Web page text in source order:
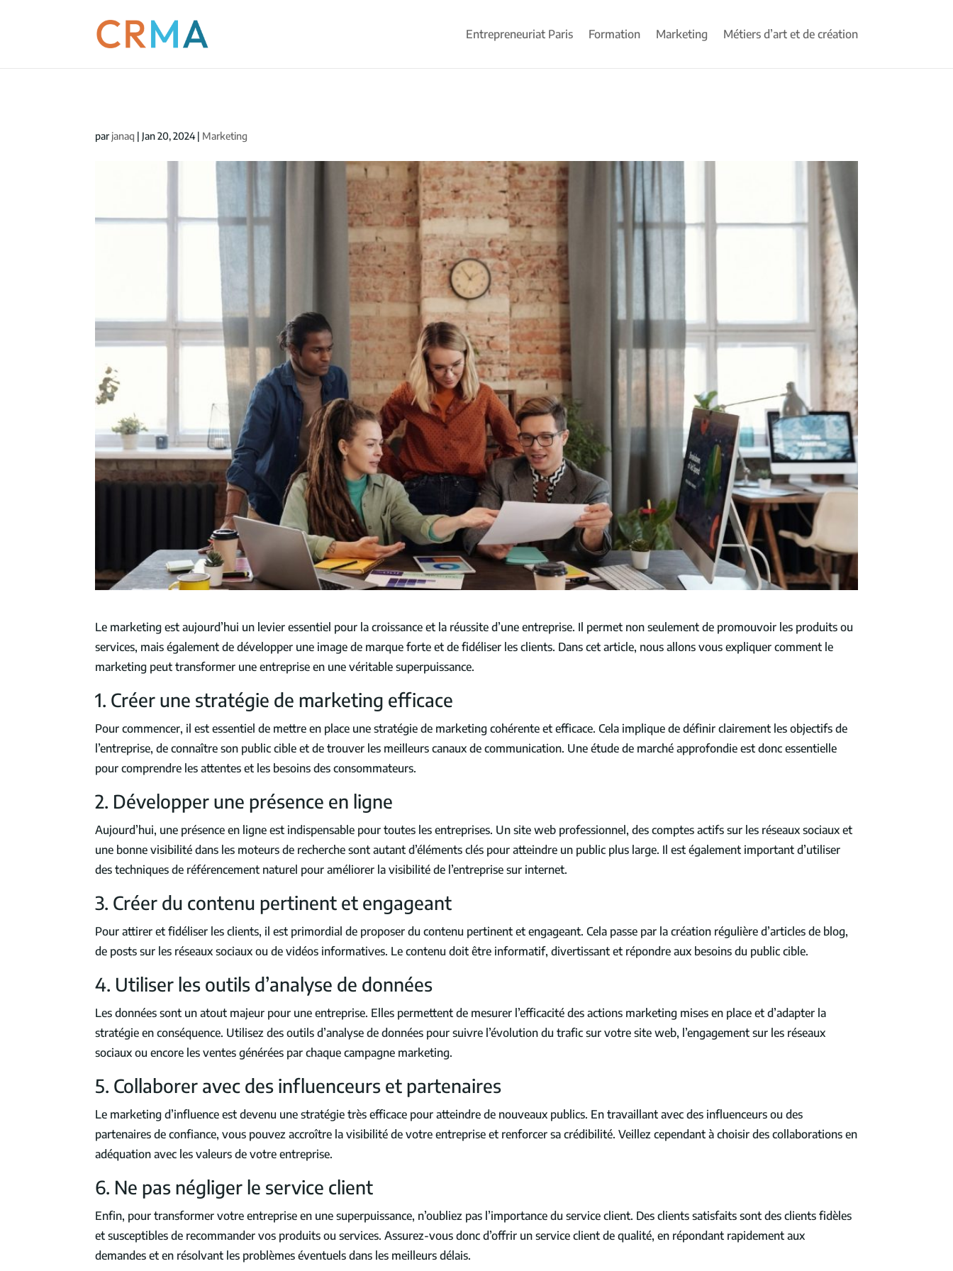
Entrepreneuriat Paris Formation Marketing Métiers d’art et de création
parjanaq | Jan 20, 2024| Marketing
Le marketing est aujourd’hui un levier essentiel pour la croissance et la réussite d’une entreprise. Il permet non seulement de promouvoir les produits ou
services, mais également de développer une image de marque forte et de fidéliser les clients. Dans cet article, nous allons vous expliquer comment le
marketing peut transformer une entreprise en une véritable superpuissance.
1. Créer une stratégie de marketing efficace
Pour commencer, il est essentiel de mettre en place une stratégie de marketing cohérente et efficace. Cela implique de définir clairement les objectifs de
l’entreprise, de connaître son public cible et de trouver les meilleurs canaux de communication. Une étude de marché approfondie est donc essentielle
pour comprendre les attentes et les besoins des consommateurs.
2. Développer une présence en ligne
Aujourd’hui, une présence en ligne est indispensable pour toutes les entreprises. Un site web professionnel, des comptes actifs sur les réseaux sociaux et
une bonne visibilité dans les moteurs de recherche sont autant d’éléments clés pour atteindre un public plus large. Il est également important d’utiliser
des techniques de référencement naturel pour améliorer la visibilité de l’entreprise sur internet.
3. Créer du contenu pertinent et engageant
Pour attirer et fidéliser les clients, il est primordial de proposer du contenu pertinent et engageant. Cela passe par la création régulière d’articles de blog,
de posts sur les réseaux sociaux ou de vidéos informatives. Le contenu doit être informatif, divertissant et répondre aux besoins du public cible.
4. Utiliser les outils d’analyse de données
Les données sont un atout majeur pour une entreprise. Elles permettent de mesurer l’efficacité des actions marketing mises en place et d’adapter la
stratégie en conséquence. Utilisez des outils d’analyse de données pour suivre l’évolution du trafic sur votre site web, l’engagement sur les réseaux
sociaux ou encore les ventes générées par chaque campagne marketing.
5. Collaborer avec des influenceurs et partenaires
Le marketing d’influence est devenu une stratégie très efficace pour atteindre de nouveaux publics. En travaillant avec des influenceurs ou des
partenaires de confiance, vous pouvez accroître la visibilité de votre entreprise et renforcer sa crédibilité. Veillez cependant à choisir des collaborations en
adéquation avec les valeurs de votre entreprise.
6. Ne pas négliger le service client
Enfin, pour transformer votre entreprise en une superpuissance, n’oubliez pas l’importance du service client. Des clients satisfaits sont des clients fidèles
et susceptibles de recommander vos produits ou services. Assurez-vous donc d’offrir un service client de qualité, en répondant rapidement aux
demandes et en résolvant les problèmes éventuels dans les meilleurs délais.